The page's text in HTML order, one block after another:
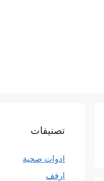
تصنيفات
ادوات صحية
ارفف